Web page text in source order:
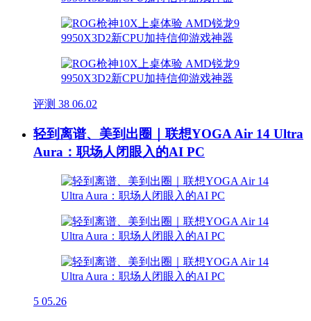
评测 38 06.02
轻到离谱、美到出圈｜联想YOGA Air 14 Ultra
Aura：职场人闭眼入的AI PC
5 05.26